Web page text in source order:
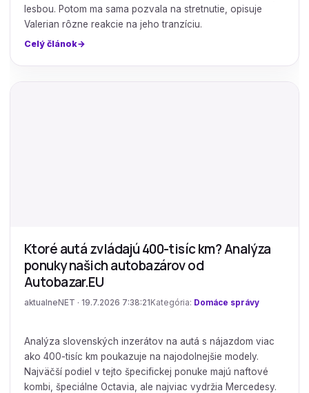
lesbou. Potom ma sama pozvala na stretnutie, opisuje
Valerian rôzne reakcie na jeho tranzíciu.
Celý článok
Ktoré autá zvládajú 400-tisíc km? Analýza
ponuky našich autobazárov od
Autobazar.EU
aktualneNET · 19.7.2026 7:38:21 Kategória: Domáce správy
Analýza slovenských inzerátov na autá s nájazdom viac
ako 400-tisíc km poukazuje na najodolnejšie modely.
Najväčší podiel v tejto špecifickej ponuke majú naftové
kombi, špeciálne Octavia, ale najviac vydržia Mercedesy.